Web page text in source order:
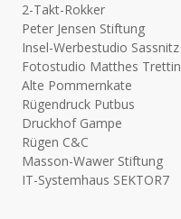
2-Takt-Rokker
Peter Jensen Stiftung
Insel-Werbestudio Sassnitz
Fotostudio Matthes Trettin
Alte Pommernkate
Rügendruck Putbus
Druckhof Gampe
Rügen C&C
Masson-Wawer Stiftung
IT-Systemhaus SEKTOR7